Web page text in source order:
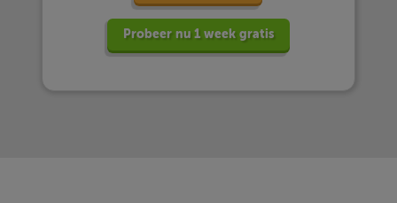
Probeer nu 1 week gratis